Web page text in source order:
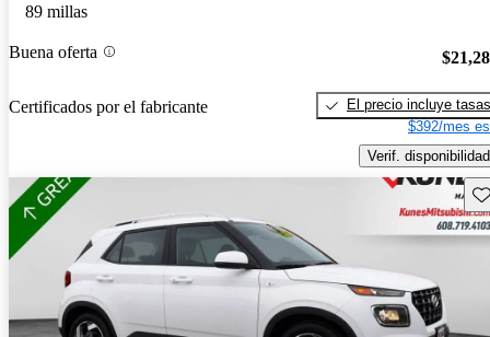
89 millas
Buena oferta
Certificados por el fabricante
El precio incluye tasas
$392/mes
Verif. disponibilidad